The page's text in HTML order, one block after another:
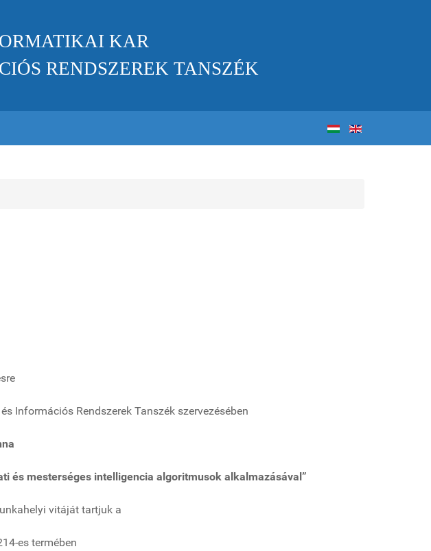
KAR
RENDSZEREK TANSZÉK
Információs Rendszerek Tanszék szervezésében
és mesterséges intelligencia algoritmusok alkalmazásával”
vitáját tartjuk a
es termében